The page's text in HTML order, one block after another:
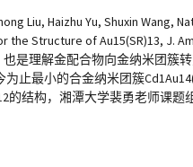
Liu, Haizhu Yu, Shuxin
the Structure of Au15(SR)13, J.
是理解金配合物向金纳米团
止最小的合金纳米团簇
的结构，湘潭大学裴勇老师课题